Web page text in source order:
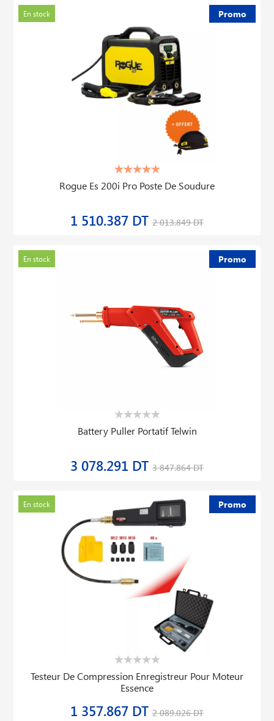
Promo
En stock
Rogue Es 200i Pro Poste De Soudure
1 510.387 DT 2 013.849 DT
Promo
En stock
Battery Puller Portatif Telwin
3 078.291 DT 3 847.864 DT
Promo
En stock
Testeur De Compression Enregistreur Pour Moteur
Essence
1 357.867 DT 2 089.026 DT